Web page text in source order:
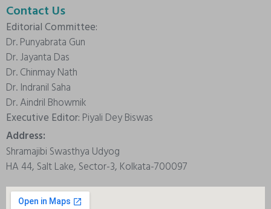
Contact Us
Editorial Committee:
Dr. Punyabrata Gun
Dr. Jayanta Das
Dr. Chinmay Nath
Dr. Indranil Saha
Dr. Aindril Bhowmik
Executive Editor: Piyali Dey Biswas
Address:
Shramajibi Swasthya Udyog
HA 44, Salt Lake, Sector-3, Kolkata-700097